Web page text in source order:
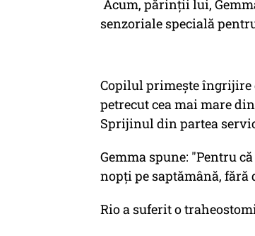
Acum, părinţii lui,
senzoriale specială
Copilul primeşte îngrijire
petrecut cea mai mare
Sprijinul din partea
Gemma spune: "Pentru
nopţi pe saptămână, fără
Rio a suferit o